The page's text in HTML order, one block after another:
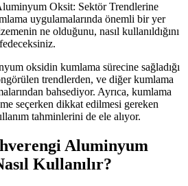
Oksit: Sektör Trendlerine
uygulamalarında önemli bir yer
ne olduğunu, nasıl kullanıldığını
oksidin kumlama sürecine sağladığı
trendlerden, ve diğer kumlama
bahsediyor. Ayrıca, kumlama
seçerken dikkat edilmesi gereken
tahminlerini de ele alıyor.
Aluminyum
Kullanılır?